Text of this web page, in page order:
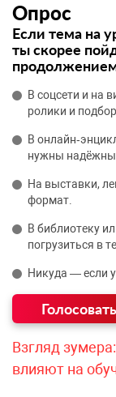
Опрос
Если тема на
ты скорее
В соцсети и на
ролики и
В
нужны
На выставки,
формат.
В библиотеку
погрузиться в
Никуда — если
Взгляд
влияют на